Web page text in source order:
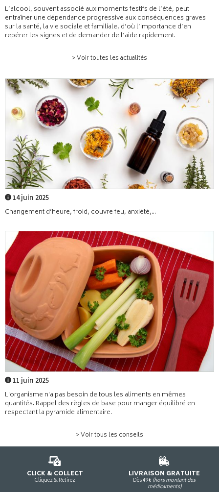
L’alcool, souvent associé aux moments festifs de l’été, peut
entraîner une dépendance progressive aux conséquences graves
sur la santé, la vie sociale et familiale, d’où l’importance d’en
repérer les signes et de demander de l’aide rapidement.
> Voir toutes les actualités
14 juin 2025
Changement d’heure, froid, couvre feu, anxiété,...
11 juin 2025
L'organisme n'a pas besoin de tous les aliments en mêmes
quantités. Rappel des règles de base pour manger équilibré en
respectant la pyramide alimentaire.
> Voir tous les conseils
CLICK & COLLECT
Cliquez & Retirez
LIVRAISON GRATUITE
Dès 49€ (hors montant des
médicaments)